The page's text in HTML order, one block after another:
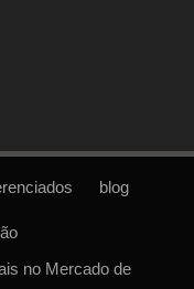
blog
no Mercado de